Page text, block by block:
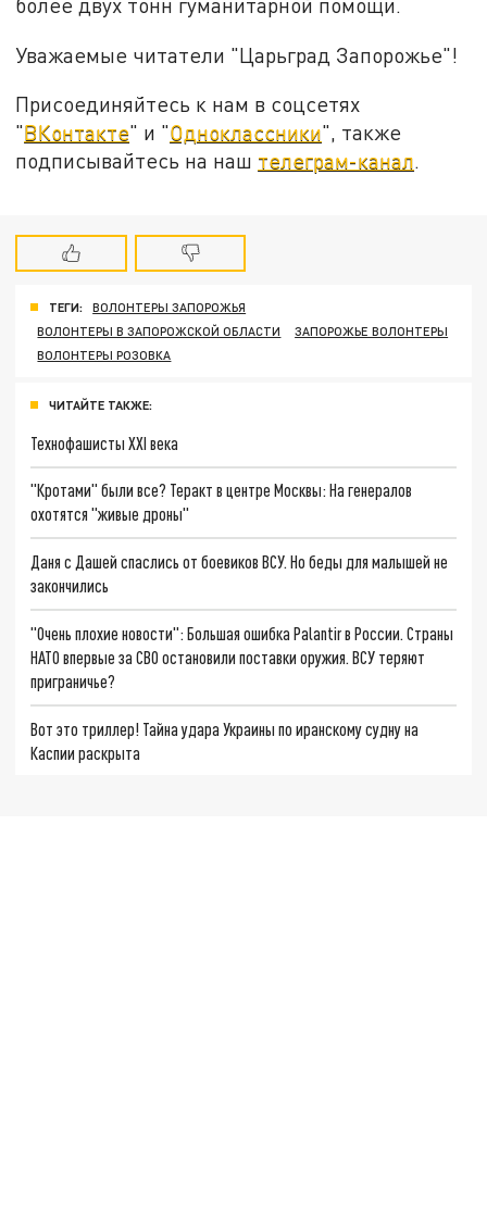
Уважаемые читатели "Царьград Запорожье"!
Присоединяйтесь к нам в соцсетях
"ВКонтакте" и "Одноклассники", также
подписывайтесь на наш телеграм-канал.
ТЕГИ:
ВОЛОНТЕРЫ ЗАПОРОЖЬЯ
ВОЛОНТЕРЫ В ЗАПОРОЖСКОЙ ОБЛАСТИ
ЗАПОРОЖЬЕ ВОЛОНТЕРЫ
ВОЛОНТЕРЫ РОЗОВКА
ЧИТАЙТЕ ТАКЖЕ:
Технофашисты XXI века
"Кротами" были все? Теракт в центре Москвы: На генералов
охотятся "живые дроны"
Даня с Дашей спаслись от боевиков ВСУ. Но беды для малышей не
закончились
"Очень плохие новости": Большая ошибка Palantir в России. Страны
НАТО впервые за СВО остановили поставки оружия. ВСУ теряют
приграничье?
Вот это триллер! Тайна удара Украины по иранскому судну на
Каспии раскрыта